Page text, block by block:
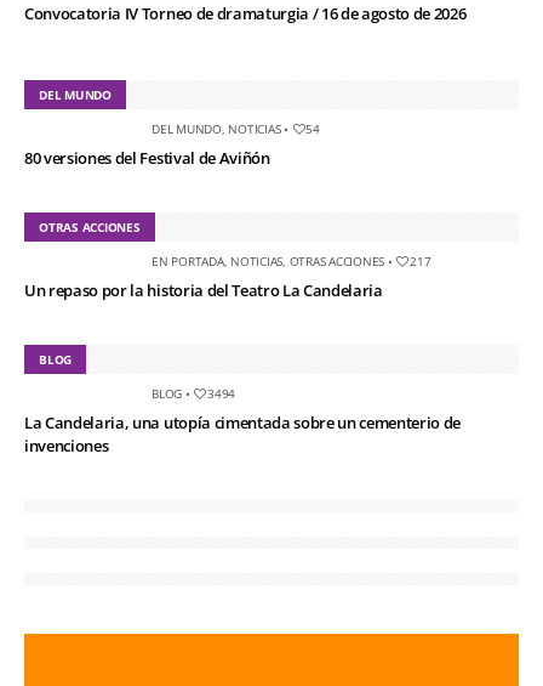
Convocatoria IV Torneo de dramaturgia / 16 de agosto de 2026
DEL MUNDO
DEL MUNDO, NOTICIAS• 54
80 versiones del Festival de Aviñón
OTRAS ACCIONES
EN PORTADA, NOTICIAS OTRAS ACCIONES • 217
Un repaso por la historia del Teatro La Candelaria
BLOG
BLOG • 3494
La Candelaria, una utopía cimentada sobre un cementerio de
invenciones